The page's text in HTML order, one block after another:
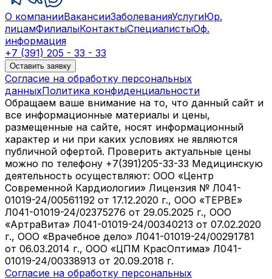
О компанииВакансииЗаболеванияУслугиЮр.
лицамФилиалыКонтактыСпециалистыОф.
информация
+7 (391) 205 - 33 - 33
Оставить заявку
Согласие на обработку персональных
данныхПолитика конфиденциальности
Обращаем ваше внимание на то, что данный сайт и
все информационные материалы и цены,
размещенные на сайте, носят информационный
характер и ни при каких условиях не являются
публичной офертой. Проверить актуальные цены
можно по телефону +7(391)205-33-33 Медицинскую
деятельность осуществляют: ООО «Центр
Современной Кардиологии» Лицензия № Л041-
01019-24/00561192 от 17.12.2020 г., ООО «ТЕРВЕ»
Л041-01019-24/02375276 от 29.05.2025 г., ООО
«АртраВита» Л041-01019-24/00340213 от 07.02.2020
г., ООО «Врачебное дело» Л041-01019-24/00291781
от 06.03.2014 г., ООО «ЦПМ КрасОптима» Л041-
01019-24/00338913 от 20.09.2018 г.
Согласие на обработку персональных